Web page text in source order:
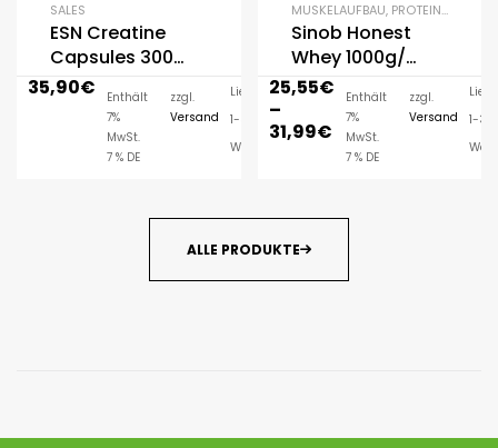
SALES
ESN Creatine
Capsules 300
Kapsel
35,90€
Enthält
7%
MwSt.
7 % DE
zzgl.
Versand
Lieferzeit:
1-3
Werktage
MUSKELAUFBAU, PROTEIN / EIWEISS
Sinob Honest
Whey 1000g/
820g
25,55€
–
31,99€
Enthält
7%
MwSt.
7 % DE
zzgl.
Versand
1-3
ALLE PRODUKTE